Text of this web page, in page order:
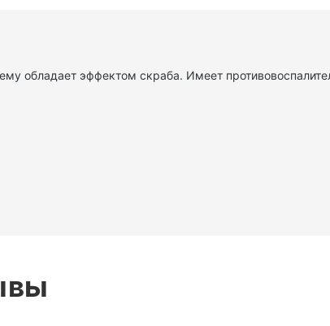
обладает эффектом скраба. Имеет